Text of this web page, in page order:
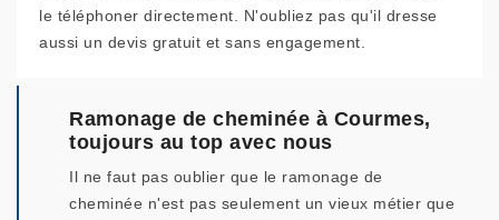
le téléphoner directement. N'oubliez pas qu'il dresse
aussi un devis gratuit et sans engagement.
Ramonage de cheminée à Courmes,
toujours au top avec nous
Il ne faut pas oublier que le ramonage de
cheminée n'est pas seulement un vieux métier que